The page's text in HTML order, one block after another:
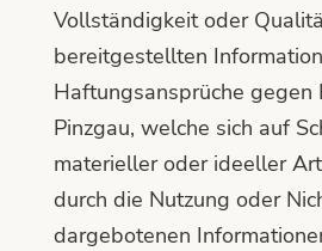
Vollständigkeit oder
bereitgestellten
Haftungsansprüche gegen
Pinzgau, welche sich auf
materieller oder ideeller
durch die Nutzung oder
dargebotenen